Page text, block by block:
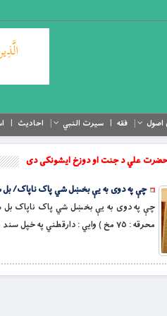
اصول فقه سیرت النبي احادیث
حضرت علي د جنت او دوزخ ايشونکى دى
چې په دوى به يې بخښل شي پاک ناپاک/ بل
محرقه : ٧٥ مخ ) وايي : دارقطني په خپل سند نقل کړي، چې حضرت علي له هغه شپږو کسانو سره اوږدې خبرې وکړې،چې حضرت عمر […]